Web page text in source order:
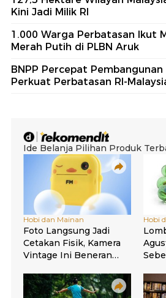
Kini Jadi Milik RI
1.000 Warga Perbatasan Ikut
Merah Putih di PLBN Aruk
BNPP Percepat Pembangunan
Perkuat Perbatasan RI-